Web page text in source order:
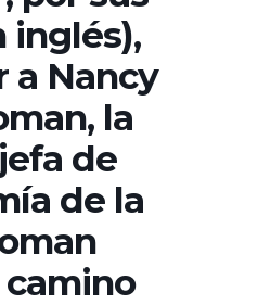
inglés),
a Nancy
la
de
de la